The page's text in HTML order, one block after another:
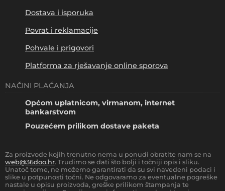
Dostava i isporuka
Povrat i reklamacije
Pohvale i prigovori
Platforma za rješavanje online sporova
NAČINI PLAĆANJA
Općom uplatnicom, virmanom, internet
bankarstvom
Pouzećem prilikom dostave paketa
Za proizvode kojih trenutno nema u ponudi obratite nam se na
web@36doo.hr. Trudimo se dati što bolji i točniji opis i sliku.
Unatoč tome, ne možemo garantirati da su svi navedeni podaci i
slike u potpunosti točni. Ne odgovaramo za eventualne pogreške
nastale u opisu proizvoda, greške prilikom štampanja te